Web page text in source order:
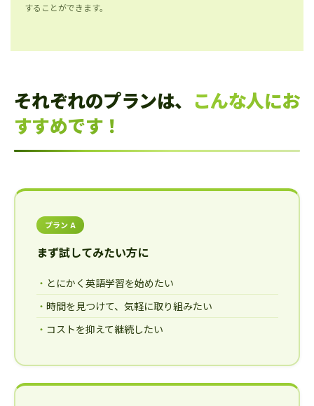
することができます。
それぞれのプランは、 こんな人にお
すすめです！
プラン A
まず試してみたい方に
とにかく英語学習を始めたい
時間を見つけて、気軽に取り組みたい
コストを抑えて継続したい